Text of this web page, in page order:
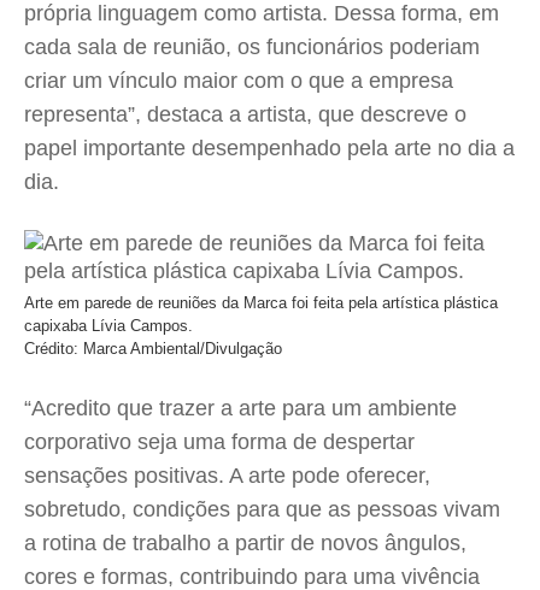
própria linguagem como artista. Dessa forma, em
cada sala de reunião, os funcionários poderiam
criar um vínculo maior com o que a empresa
representa”, destaca a artista, que descreve o
papel importante desempenhado pela arte no dia a
dia.
Arte em parede de reuniões da Marca foi feita pela artística plástica
capixaba Lívia Campos.
Crédito: Marca Ambiental/Divulgação
“Acredito que trazer a arte para um ambiente
corporativo seja uma forma de despertar
sensações positivas. A arte pode oferecer,
sobretudo, condições para que as pessoas vivam
a rotina de trabalho a partir de novos ângulos,
cores e formas, contribuindo para uma vivência